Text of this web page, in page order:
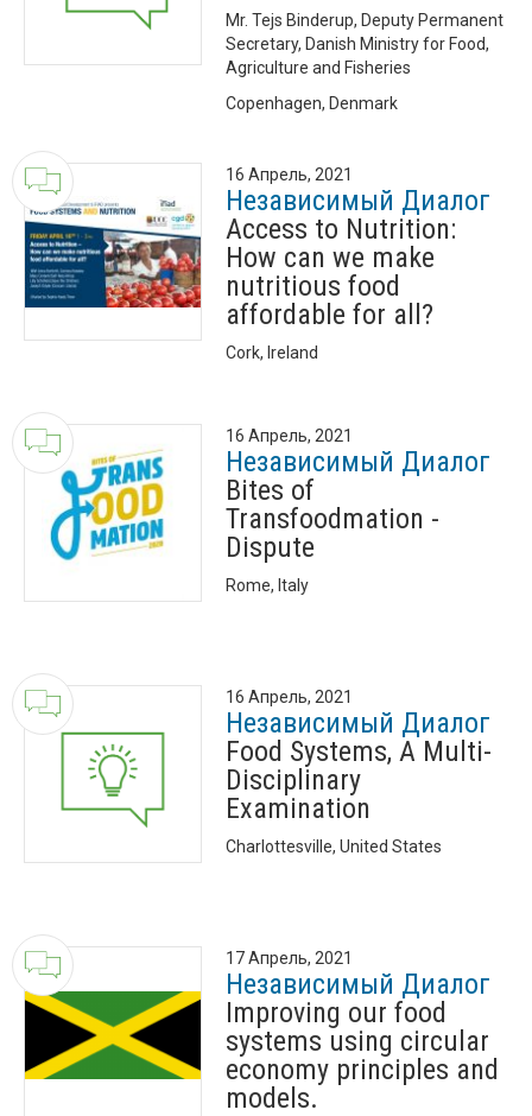
Mr. Tejs Binderup, Deputy Permanent
Secretary, Danish Ministry for Food,
Agriculture and Fisheries
Copenhagen, Denmark
16 Апрель, 2021
Независимый Диалог
Access to Nutrition:
How can we make
nutritious food
affordable for all?
Cork, Ireland
16 Апрель, 2021
Независимый Диалог
Bites of
Transfoodmation -
Dispute
Rome, Italy
16 Апрель, 2021
Независимый Диалог
Food Systems, A Multi-
Disciplinary
Examination
Charlottesville, United States
17 Апрель, 2021
Независимый Диалог
Improving our food
systems using circular
economy principles and
models.